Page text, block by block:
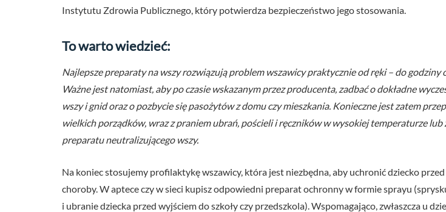
Instytutu Zdrowia Publicznego, który potwierdza bezpieczeństwo jego stosowania.
To warto wiedzieć:
Najlepsze preparaty na wszy rozwiązują problem wszawicy praktycznie od ręki – do godziny
Ważne jest natomiast, aby po czasie wskazanym przez producenta, zadbać o dokładne
wszy i gnid oraz o pozbycie się pasożytów z domu czy mieszkania. Konieczne jest zatem
wielkich porządków, wraz z praniem ubrań, pościeli i ręczników w wysokiej temperaturze lub
preparatu neutralizującego wszy.
Na koniec stosujemy profilaktykę wszawicy, która jest niezbędna, aby uchronić dziecko
choroby. W aptece czy w sieci kupisz odpowiedni preparat ochronny w formie sprayu
i ubranie dziecka przed wyjściem do szkoły czy przedszkola). Wspomagająco, zwłaszcza u